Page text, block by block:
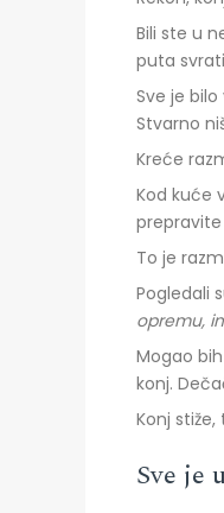
Bili ste u
puta
Sve je
Stvarno
Kreće
Kod kuće
To je
Pogledali
opremu,
Mogao
konj.
Konj
Sve je